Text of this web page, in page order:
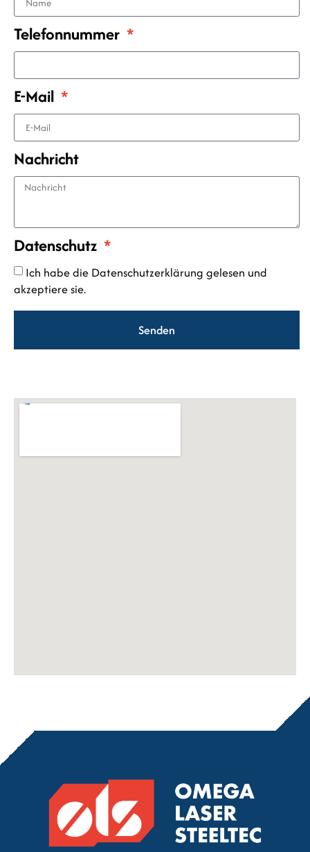
Telefonnummer
E-Mail
Nachricht
Datenschutz
Ich habe die Datenschutzerklärung gelesen und
akzeptiere sie.
Senden